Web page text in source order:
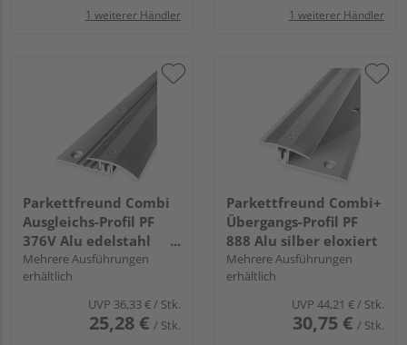
1 weiterer Händler 1 weiterer Händler
Parkettfreund Combi
Ausgleichs-Profil PF
376V Alu edelstahl
eloxiert
Mehrere Ausführungen
erhältlich
UVP 36,33 €/ Stk.
25,28 € / Stk.
Parkettfreund Combi+
Übergangs-Profil PF
888 Alu silber eloxiert
Mehrere Ausführungen
erhältlich
UVP 44,21 €/ Stk.
30,75 € / Stk.